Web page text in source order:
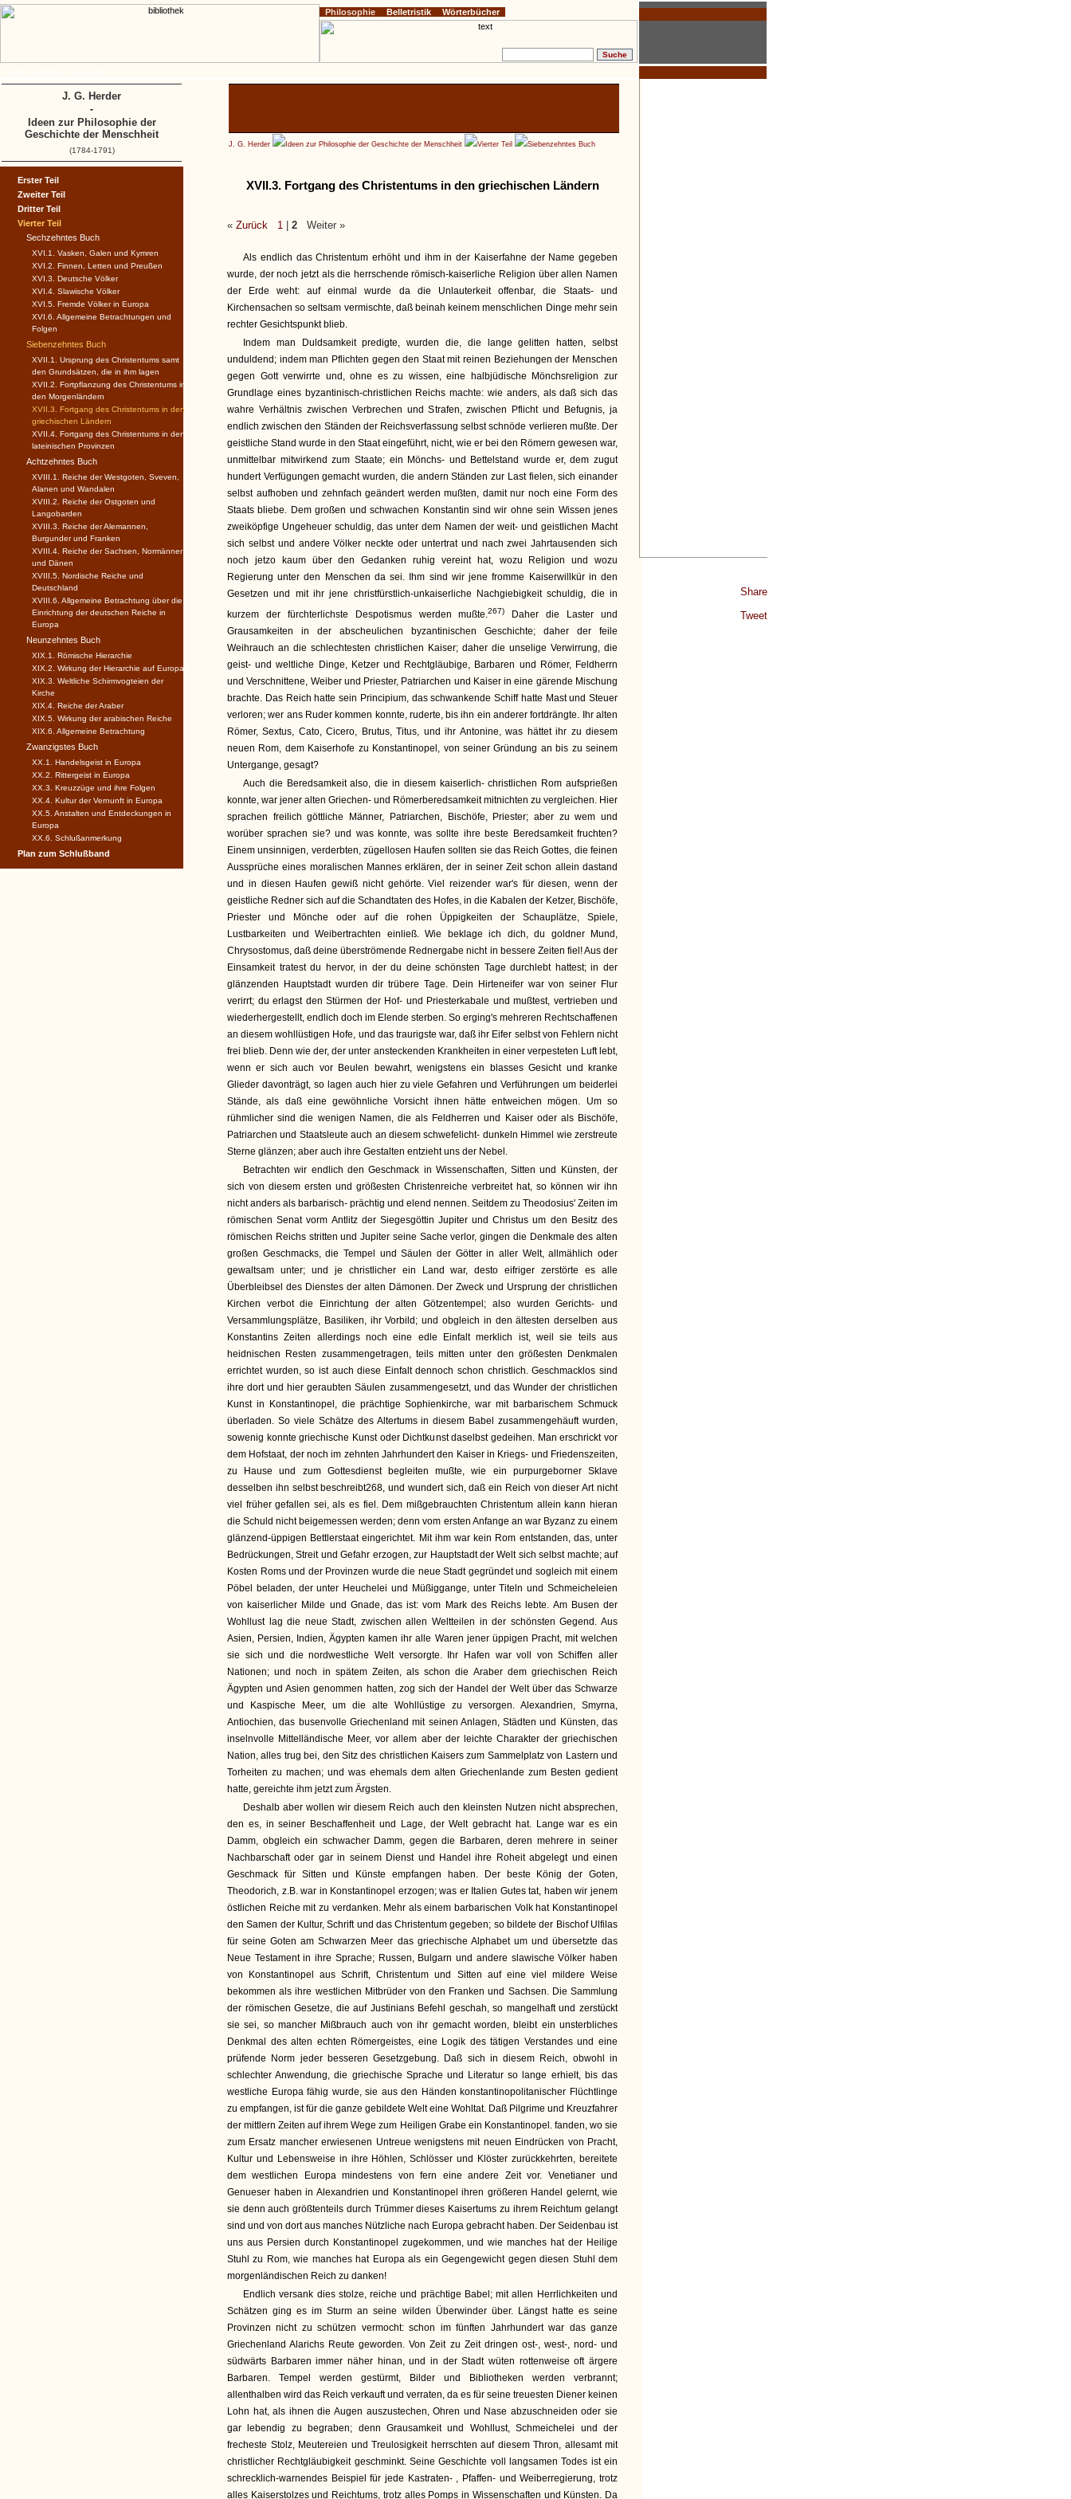
Share
Tweet
J. G. Herder Ideen zur Philosophie der Geschichte der Menschheit Vierter Teil Siebenzehntes Buch
XVII.3. Fortgang des Christentums in den griechischen Ländern
« Zurück 1 2 Weiter »
Als endlich das Christentum erhöht und ihm in der Kaiserfahne der Name gegeben
wurde, der noch jetzt als die herrschende römisch-kaiserliche Religion über allen Namen
der Erde weht: auf einmal wurde da die Unlauterkeit offenbar, die Staats- und
Kirchensachen so seltsam vermischte, daß beinah keinem menschlichen Dinge mehr sein
rechter Gesichtspunkt blieb.
Indem man Duldsamkeit predigte, wurden die, die lange gelitten hatten, selbst
unduldend; indem man Pflichten gegen den Staat mit reinen Beziehungen der Menschen
gegen Gott verwirrte und, ohne es zu wissen, eine halbjüdische Mönchsreligion zur
Grundlage eines byzantinisch-christlichen Reichs machte: wie anders, als daß sich das
wahre Verhältnis zwischen Verbrechen und Strafen, zwischen Pflicht und Befugnis, ja
endlich zwischen den Ständen der Reichsverfassung selbst schnöde verlieren mußte. Der
geistliche Stand wurde in den Staat eingeführt, nicht, wie er bei den Römern gewesen war,
unmittelbar mitwirkend zum Staate; ein Mönchs- und Bettelstand wurde er, dem zugut
hundert Verfügungen gemacht wurden, die andern Ständen zur Last fielen, sich einander
selbst aufhoben und zehnfach geändert werden mußten, damit nur noch eine Form des
Staats bliebe. Dem großen und schwachen Konstantin sind wir ohne sein Wissen jenes
zweiköpfige Ungeheuer schuldig, das unter dem Namen der weit- und geistlichen Macht
sich selbst und andere Völker neckte oder untertrat und nach zwei Jahrtausenden sich
noch jetzo kaum über den Gedanken ruhig vereint hat, wozu Religion und wozu
Regierung unter den Menschen da sei. Ihm sind wir jene fromme Kaiserwillkür in den
Gesetzen und mit ihr jene christfürstlich-unkaiserliche Nachgiebigkeit schuldig, die in
kurzem der fürchterlichste Despotismus werden mußte.267)
Daher die Laster und
Grausamkeiten in der abscheulichen byzantinischen Geschichte; daher der feile
Weihrauch an die schlechtesten christlichen Kaiser; daher die unselige Verwirrung, die
geist- und weltliche Dinge, Ketzer und Rechtgläubige, Barbaren und Römer, Feldherrn
und Verschnittene, Weiber und Priester, Patriarchen und Kaiser in eine gärende Mischung
brachte. Das Reich hatte sein Principium, das schwankende Schiff hatte Mast und Steuer
verloren; wer ans Ruder kommen konnte, ruderte, bis ihn ein anderer fortdrängte. Ihr alten
Römer, Sextus, Cato, Cicero, Brutus, Titus, und ihr Antonine, was hättet ihr zu diesem
neuen Rom, dem Kaiserhofe zu Konstantinopel, von seiner Gründung an bis zu seinem
Untergange, gesagt?
Auch die Beredsamkeit also, die in diesem kaiserlich- christlichen Rom aufsprießen
konnte, war jener alten Griechen- und Römerberedsamkeit mitnichten zu vergleichen. Hier
sprachen freilich göttliche Männer, Patriarchen, Bischöfe, Priester; aber zu wem und
worüber sprachen sie? und was konnte, was sollte ihre beste Beredsamkeit fruchten?
Einem unsinnigen, verderbten, zügellosen Haufen sollten sie das Reich Gottes, die feinen
Aussprüche eines moralischen Mannes erklären, der in seiner Zeit schon allein dastand
und in diesen Haufen gewiß nicht gehörte. Viel reizender war's für diesen, wenn der
geistliche Redner sich auf die Schandtaten des Hofes, in die Kabalen der Ketzer, Bischöfe,
Priester und Mönche oder auf die rohen Üppigkeiten der Schauplätze, Spiele,
Lustbarkeiten und Weibertrachten einließ. Wie beklage ich dich, du goldner Mund,
Chrysostomus, daß deine überströmende Rednergabe nicht in bessere Zeiten fiel! Aus der
Einsamkeit tratest du hervor, in der du deine schönsten Tage durchlebt hattest; in der
glänzenden Hauptstadt wurden dir trübere Tage. Dein Hirteneifer war von seiner Flur
verirrt; du erlagst den Stürmen der Hof- und Priesterkabale und mußtest, vertrieben und
wiederhergestellt, endlich doch im Elende sterben. So erging's mehreren Rechtschaffenen
an diesem wohllüstigen Hofe, und das traurigste war, daß ihr Eifer selbst von Fehlern nicht
frei blieb. Denn wie der, der unter ansteckenden Krankheiten in einer verpesteten Luft lebt,
wenn er sich auch vor Beulen bewahrt, wenigstens ein blasses Gesicht und kranke
Glieder davonträgt, so lagen auch hier zu viele Gefahren und Verführungen um beiderlei
Stände, als daß eine gewöhnliche Vorsicht ihnen hätte entweichen mögen. Um so
rühmlicher sind die wenigen Namen, die als Feldherren und Kaiser oder als Bischöfe,
Patriarchen und Staatsleute auch an diesem schwefelicht- dunkeln Himmel wie zerstreute
Sterne glänzen; aber auch ihre Gestalten entzieht uns der Nebel.
Betrachten wir endlich den Geschmack in Wissenschaften, Sitten und Künsten, der
sich von diesem ersten und größesten Christenreiche verbreitet hat, so können wir ihn
nicht anders als barbarisch- prächtig und elend nennen. Seitdem zu Theodosius' Zeiten im
römischen Senat vorm Antlitz der Siegesgöttin Jupiter und Christus um den Besitz des
römischen Reichs stritten und Jupiter seine Sache verlor, gingen die Denkmale des alten
großen Geschmacks, die Tempel und Säulen der Götter in aller Welt, allmählich oder
gewaltsam unter; und je christlicher ein Land war, desto eifriger zerstörte es alle
Überbleibsel des Dienstes der alten Dämonen. Der Zweck und Ursprung der christlichen
Kirchen verbot die Einrichtung der alten Götzentempel; also wurden Gerichts- und
Versammlungsplätze, Basiliken, ihr Vorbild; und obgleich in den ältesten derselben aus
Konstantins Zeiten allerdings noch eine edle Einfalt merklich ist, weil sie teils aus
heidnischen Resten zusammengetragen, teils mitten unter den größesten Denkmalen
errichtet wurden, so ist auch diese Einfalt dennoch schon christlich. Geschmacklos sind
ihre dort und hier geraubten Säulen zusammengesetzt, und das Wunder der christlichen
Kunst in Konstantinopel, die prächtige Sophienkirche, war mit barbarischem Schmuck
überladen. So viele Schätze des Altertums in diesem Babel zusammengehäuft wurden,
sowenig konnte griechische Kunst oder Dichtkunst daselbst gedeihen. Man erschrickt vor
dem Hofstaat, der noch im zehnten Jahrhundert den Kaiser in Kriegs- und Friedenszeiten,
zu Hause und zum Gottesdienst begleiten mußte, wie ein purpurgeborner Sklave
desselben ihn selbst beschreibt268, und wundert sich, daß ein Reich von dieser Art nicht
viel früher gefallen sei, als es fiel. Dem mißgebrauchten Christentum allein kann hieran
die Schuld nicht beigemessen werden; denn vom ersten Anfange an war Byzanz zu einem
glänzend-üppigen Bettlerstaat eingerichtet. Mit ihm war kein Rom entstanden, das, unter
Bedrückungen, Streit und Gefahr erzogen, zur Hauptstadt der Welt sich selbst machte; auf
Kosten Roms und der Provinzen wurde die neue Stadt gegründet und sogleich mit einem
Pöbel beladen, der unter Heuchelei und Müßiggange, unter Titeln und Schmeicheleien
von kaiserlicher Milde und Gnade, das ist: vom Mark des Reichs lebte. Am Busen der
Wohllust lag die neue Stadt, zwischen allen Weltteilen in der schönsten Gegend. Aus
Asien, Persien, Indien, Ägypten kamen ihr alle Waren jener üppigen Pracht, mit welchen
sie sich und die nordwestliche Welt versorgte. Ihr Hafen war voll von Schiffen aller
Nationen; und noch in spätem Zeiten, als schon die Araber dem griechischen Reich
Ägypten und Asien genommen hatten, zog sich der Handel der Welt über das Schwarze
und Kaspische Meer, um die alte Wohllüstige zu versorgen. Alexandrien, Smyrna,
Antiochien, das busenvolle Griechenland mit seinen Anlagen, Städten und Künsten, das
inselnvolle Mittelländische Meer, vor allem aber der leichte Charakter der griechischen
Nation, alles trug bei, den Sitz des christlichen Kaisers zum Sammelplatz von Lastern und
Torheiten zu machen; und was ehemals dem alten Griechenlande zum Besten gedient
hatte, gereichte ihm jetzt zum Ärgsten.
Deshalb aber wollen wir diesem Reich auch den kleinsten Nutzen nicht absprechen,
den es, in seiner Beschaffenheit und Lage, der Welt gebracht hat. Lange war es ein
Damm, obgleich ein schwacher Damm, gegen die Barbaren, deren mehrere in seiner
Nachbarschaft oder gar in seinem Dienst und Handel ihre Roheit abgelegt und einen
Geschmack für Sitten und Künste empfangen haben. Der beste König der Goten,
Theodorich, z.B. war in Konstantinopel erzogen; was er Italien Gutes tat, haben wir jenem
östlichen Reiche mit zu verdanken. Mehr als einem barbarischen Volk hat Konstantinopel
den Samen der Kultur, Schrift und das Christentum gegeben; so bildete der Bischof Ulfilas
für seine Goten am Schwarzen Meer das griechische Alphabet um und übersetzte das
Neue Testament in ihre Sprache; Russen, Bulgarn und andere slawische Völker haben
von Konstantinopel aus Schrift, Christentum und Sitten auf eine viel mildere Weise
bekommen als ihre westlichen Mitbrüder von den Franken und Sachsen. Die Sammlung
der römischen Gesetze, die auf Justinians Befehl geschah, so mangelhaft und zerstückt
sie sei, so mancher Mißbrauch auch von ihr gemacht worden, bleibt ein unsterbliches
Denkmal des alten echten Römergeistes, eine Logik des tätigen Verstandes und eine
prüfende Norm jeder besseren Gesetzgebung. Daß sich in diesem Reich, obwohl in
schlechter Anwendung, die griechische Sprache und Literatur so lange erhielt, bis das
westliche Europa fähig wurde, sie aus den Händen konstantinopolitanischer Flüchtlinge
zu empfangen, ist für die ganze gebildete Welt eine Wohltat. Daß Pilgrime und Kreuzfahrer
der mittlern Zeiten auf ihrem Wege zum Heiligen Grabe ein Konstantinopel. fanden, wo sie
zum Ersatz mancher erwiesenen Untreue wenigstens mit neuen Eindrücken von Pracht,
Kultur und Lebensweise in ihre Höhlen, Schlösser und Klöster zurückkehrten, bereitete
dem westlichen Europa mindestens von fern eine andere Zeit vor. Venetianer und
Genueser haben in Alexandrien und Konstantinopel ihren größeren Handel gelernt, wie
sie denn auch größtenteils durch Trümmer dieses Kaisertums zu ihrem Reichtum gelangt
sind und von dort aus manches Nützliche nach Europa gebracht haben. Der Seidenbau ist
uns aus Persien durch Konstantinopel zugekommen, und wie manches hat der Heilige
Stuhl zu Rom, wie manches hat Europa als ein Gegengewicht gegen diesen Stuhl dem
morgenländischen Reich zu danken!
Endlich versank dies stolze, reiche und prächtige Babel; mit allen Herrlichkeiten und
Schätzen ging es im Sturm an seine wilden Überwinder über. Längst hatte es seine
Provinzen nicht zu schützen vermocht: schon im fünften Jahrhundert war das ganze
Griechenland Alarichs Reute geworden. Von Zeit zu Zeit dringen ost-, west-, nord- und
südwärts Barbaren immer näher hinan, und in der Stadt wüten rottenweise oft ärgere
Barbaren. Tempel werden gestürmt, Bilder und Bibliotheken werden verbrannt;
allenthalben wird das Reich verkauft und verraten, da es für seine treuesten Diener keinen
Lohn hat, als ihnen die Augen auszustechen, Ohren und Nase abzuschneiden oder sie
gar lebendig zu begraben; denn Grausamkeit und Wohllust, Schmeichelei und der
frecheste Stolz, Meutereien und Treulosigkeit herrschten auf diesem Thron, allesamt mit
christlicher Rechtgläubigkeit geschminkt. Seine Geschichte voll langsamen Todes ist ein
schrecklich-warnendes Beispiel für jede Kastraten- , Pfaffen- und Weiberregierung, trotz
alles Kaiserstolzes und Reichtums, trotz alles Pomps in Wissenschaften und Künsten. Da
Erster Teil
Zweiter Teil
Dritter Teil
Vierter Teil
Sechzehntes Buch
XVI.1. Vasken, Galen und Kymren
XVI.2. Finnen, Letten und Preußen
XVI.3. Deutsche Völker
XVI.4. Slawische Völker
XVI.5. Fremde Völker in Europa
XVI.6. Allgemeine Betrachtungen und
Folgen
Siebenzehntes Buch
XVII.1. Ursprung des Christentums samt
den Grundsätzen, die in ihm lagen
XVII.2. Fortpflanzung des Christentums in
den Morgenländern
XVII.3. Fortgang des Christentums in den
griechischen Ländern
XVII.4. Fortgang des Christentums in den
lateinischen Provinzen
Achtzehntes Buch
XVIII.1. Reiche der Westgoten, Sveven,
Alanen und Wandalen
XVIII.2. Reiche der Ostgoten und
Langobarden
XVIII.3. Reiche der Alemannen,
Burgunder und Franken
XVIII.4. Reiche der Sachsen, Normänner
und Dänen
XVIII.5. Nordische Reiche und
Deutschland
XVIII.6. Allgemeine Betrachtung über die
Einrichtung der deutschen Reiche in
Europa
Neunzehntes Buch
XIX.1. Römische Hierarchie
XIX.2. Wirkung der Hierarchie auf Europa
XIX.3. Weltliche Schirmvogteien der
Kirche
XIX.4. Reiche der Araber
XIX.5. Wirkung der arabischen Reiche
XIX.6. Allgemeine Betrachtung
Zwanzigstes Buch
XX.1. Handelsgeist in Europa
XX.2. Rittergeist in Europa
XX.3. Kreuzzüge und ihre Folgen
XX.4. Kultur der Vernunft in Europa
XX.5. Anstalten und Entdeckungen in
Europa
XX.6. Schlußanmerkung
Plan zum Schlußband
Philosophie Belletristik Wörterbücher
J. G. Herder
-
Ideen zur Philosophie der
Geschichte der Menschheit
(1784-1791)